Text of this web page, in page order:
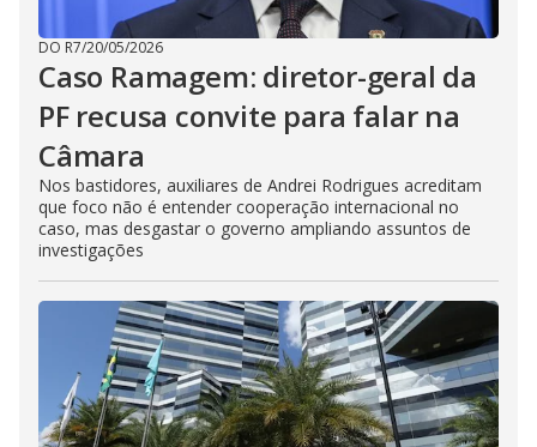
DO R7/20/05/2026
Caso Ramagem: diretor-geral da
PF recusa convite para falar na
Câmara
Nos bastidores, auxiliares de Andrei Rodrigues acreditam
que foco não é entender cooperação internacional no
caso, mas desgastar o governo ampliando assuntos de
investigações